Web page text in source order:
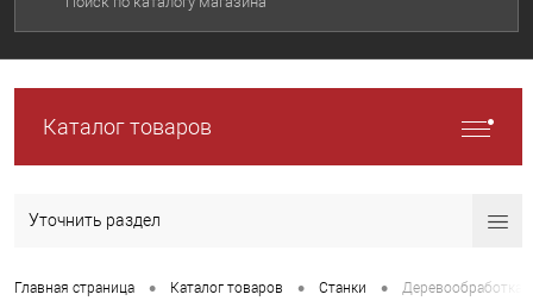
Каталог товаров
Уточнить раздел
Главная страница • Каталог товаров • Станки • Деревообработка